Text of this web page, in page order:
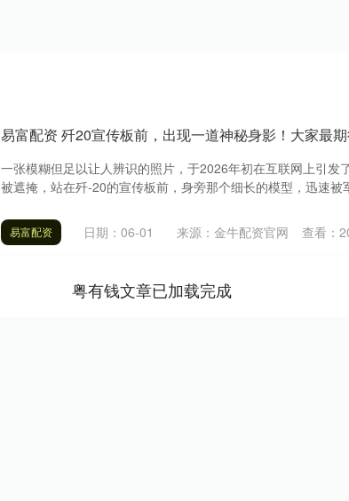
易富配资 歼20宣传板前，出现一道神秘身影！大家最
一张模糊但足以让人辨识的照片，于2026年初在互联网上引发
被遮掩，站在歼-20的宣传板前，身旁那个细长的模型，迅速
易富配资 日期：06-01 来源：金牛配资官网 查看：
粤有钱文章已加载完成